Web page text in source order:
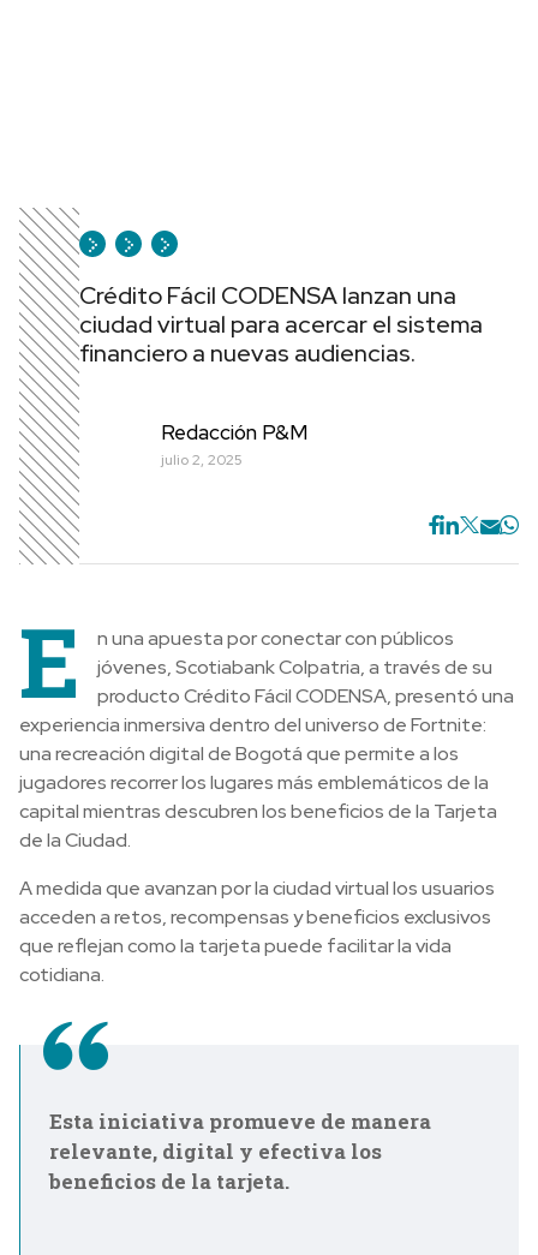
Crédito Fácil CODENSA lanzan una
ciudad virtual para acercar el sistema
financiero a nuevas audiencias.
Redacción P&M
julio 2, 2025
E
n una apuesta por conectar con públicos
jóvenes, Scotiabank Colpatria, a través de su
producto Crédito Fácil CODENSA, presentó una
experiencia inmersiva dentro del universo de Fortnite:
una recreación digital de Bogotá que permite a los
jugadores recorrer los lugares más emblemáticos de la
capital mientras descubren los beneficios de la Tarjeta
de la Ciudad.
A medida que avanzan por la ciudad virtual los usuarios
acceden a retos, recompensas y beneficios exclusivos
que reflejan como la tarjeta puede facilitar la vida
cotidiana.
Esta iniciativa promueve de manera
relevante, digital y efectiva los
beneficios de la tarjeta.